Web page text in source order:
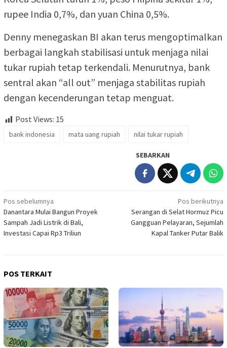
rupee India 0,7%, dan yuan China 0,5%.
Denny menegaskan BI akan terus mengoptimalkan
berbagai langkah stabilisasi untuk menjaga nilai
tukar rupiah tetap terkendali. Menurutnya, bank
sentral akan “all out” menjaga stabilitas rupiah
dengan kecenderungan tetap menguat.
Post Views: 15
bank indonesia mata uang rupiah nilai tukar rupiah
SEBARKAN
Navigasi
pos
Pos sebelumnya
Danantara Mulai Bangun Proyek
Sampah Jadi Listrik di Bali,
Investasi Capai Rp3 Triliun
Pos berikutnya
Serangan di Selat Hormuz Picu
Gangguan Pelayaran, Sejumlah
Kapal Tanker Putar Balik
POS TERKAIT